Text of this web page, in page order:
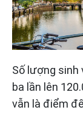
Số lượng sinh
ba lần lên
vẫn là điểm